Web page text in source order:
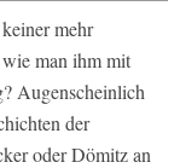
mehr
man ihm mit
Augenscheinlich
der
oder Dömitz an